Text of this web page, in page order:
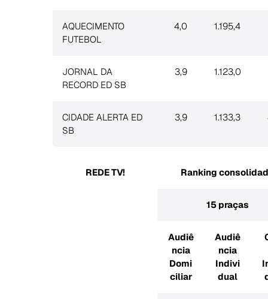
AQUECIMENTO
FUTEBOL
4,0 1.195,4
JORNAL DA
RECORD ED SB
3,9 1.123,0
CIDADE ALERTA ED
SB
3,9 1.133,3
REDE TV! Ranking
15 praças
Audiê
ncia
Domi
ciliar
Audiê
ncia
Indivi
dual